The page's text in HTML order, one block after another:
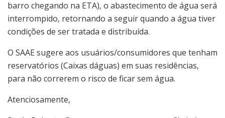
barro chegando na ETA), o abastecimento de água será
interrompido, retornando a seguir quando a água tiver
condições de ser tratada e distribuída.
O SAAE sugere aos usuários/consumidores que tenham
reservatórios (Caixas dáguas) em suas residências,
para não correrem o risco de ficar sem água.
Atenciosamente,